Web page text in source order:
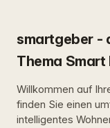
smartgeber -
Thema Smart
Willkommen auf
finden Sie einen
intelligentes